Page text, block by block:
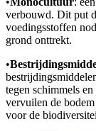
verbouwd. Dit put
voedingsstoffen
grond onttrekt.
•
tegen schimmels
vervuilen de
voor de